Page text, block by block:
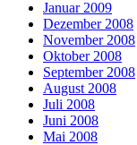
Januar 2009
Dezember 2008
November 2008
Oktober 2008
September 2008
August 2008
Juli 2008
Juni 2008
Mai 2008